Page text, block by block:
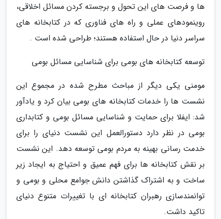
ها و فرصت های این تحول و برجسته کردن مسائل اخلاقی،
روینمودهای عملی و راه های فناوری که در کتابخانه های
سراسر دنیا در حال استفاده هستند؛ طراحی شده است .
توسعه کتابخانه های بومی برای شناسایی مسائل بومی
مومنی یکی دیگر از مباحث مطرح شده در مجموع این
نشست ها را خدمات کتابخانه های بومی بیان کرد و یادآور
شد: ایفلا برای حمایت و شناسایی مسائل بومی و کتابداری
بومی در نظر دارد دستورالعمل این نشست دنیای را برای
خدمت رسانی بهینه به مردم بومی توسعه دهد. این نشست
بر نقش کتابخانه ها برای فهم عمیق و احتیاج به ایجاد زیر
ساخت و به اشتراک گذاشتن دانش جوامع محلی و بومی و
توانمندسازی رهبران کتابخانه ای با تغییرات متنوع دنیای
تاکید داشت.